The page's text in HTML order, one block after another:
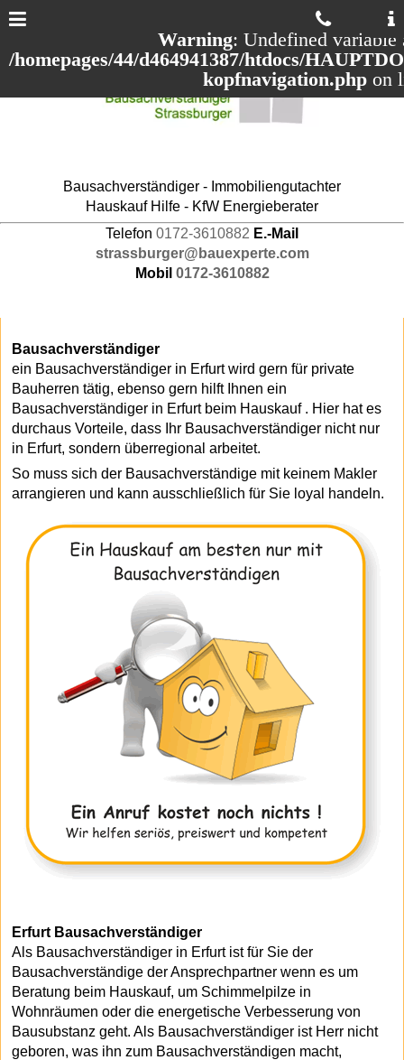
Warning: Undefined variable
/homepages/44/d464941387/htdocs/
kopfnavigation.php on
Bausachverständiger - Immobiliengutachter
Hauskauf Hilfe - KfW Energieberater
Telefon 0172-3610882 E.-Mail
strassburger@bauexperte.com
Mobil 0172-3610882
Bausachverständiger
ein Bausachverständiger in Erfurt wird gern für private
Bauherren tätig, ebenso gern hilft Ihnen ein
Bausachverständiger in Erfurt beim Hauskauf . Hier hat es
durchaus Vorteile, dass Ihr Bausachverständiger nicht nur
in Erfurt, sondern überregional arbeitet.
So muss sich der Bausachverständige mit keinem Makler
arrangieren und kann ausschließlich für Sie loyal handeln.
Erfurt Bausachverständiger
Als Bausachverständiger in Erfurt ist für Sie der
Bausachverständige der Ansprechpartner wenn es um
Beratung beim Hauskauf, um Schimmelpilze in
Wohnräumen oder die energetische Verbesserung von
Bausubstanz geht. Als Bausachverständiger ist Herr nicht
geboren, was ihn zum Bausachverständigen macht,